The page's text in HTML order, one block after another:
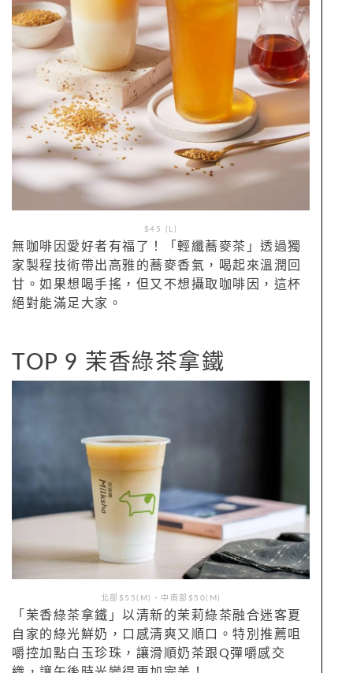
$45 (L)
無咖啡因愛好者有福了！「輕纖蕎麥茶」透過獨
家製程技術帶出高雅的蕎麥香氣，喝起來溫潤回
甘。如果想喝手搖，但又不想攝取咖啡因，這杯
絕對能滿足大家。
TOP 9 茉香綠茶拿鐵
北部$55(M)、中南部$50(M)
「茉香綠茶拿鐵」以清新的茉莉綠茶融合迷客夏
自家的綠光鮮奶，口感清爽又順口。特別推薦咀
嚼控加點白玉珍珠，讓滑順奶茶跟Q彈嚼感交